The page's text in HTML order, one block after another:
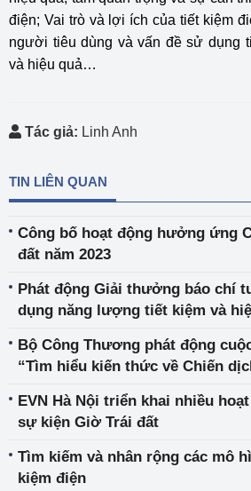
điện; Vai trò và lợi ích của tiết kiệm
người tiêu dùng và vấn đề sử dụng
và hiệu quả…
Tác giả: Linh Anh
TIN LIÊN QUAN
Công bố hoạt động hưởng ứng
đất năm 2023
Phát động Giải thưởng báo chí
dụng năng lượng tiết kiệm và
Bộ Công Thương phát động
“Tìm hiểu kiến thức về Chiến
EVN Hà Nội triển khai nhiều
sự kiện Giờ Trái đất
Tìm kiếm và nhân rộng các mô
kiệm điện